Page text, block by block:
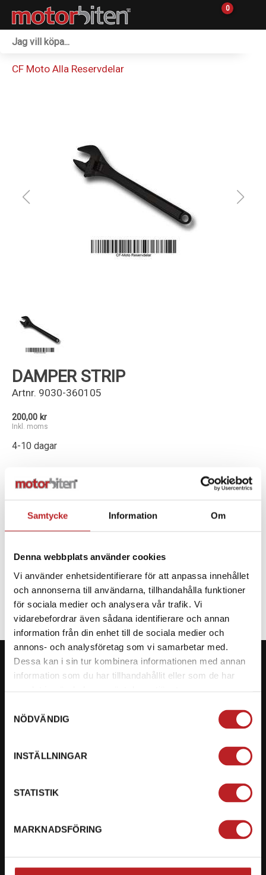
Samtycke Information Om
Denna webbplats använder cookies
Vi använder enhetsidentifierare för att anpassa innehållet
och annonserna till användarna, tillhandahålla funktioner
för sociala medier och analysera vår trafik. Vi
vidarebefordrar även sådana identifierare och annan
information från din enhet till de sociala medier och
annons- och analysföretag som vi samarbetar med.
Dessa kan i sin tur kombinera informationen med annan
information som du har tillhandahållit eller som de har
NÖDVÄNDIG
INSTÄLLNINGAR
STATISTIK
MARKNADSFÖRING
0
Reservdelar
Sprängskisser
CF Moto Alla Reservdelar
DAMPER STRIP
Artnr. 9030-360105
200,00 kr
Inkl. moms
4-10 dagar
- +
SPECIFIKATION
Org. nummer: 5566689278
Ryckepungsvägen 3, 79177 Falun